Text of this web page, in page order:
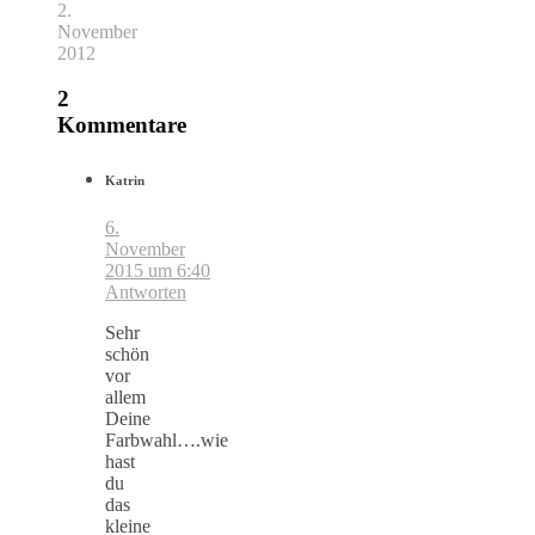
2.
November
2012
2
Kommentare
Katrin
6.
November
2015 um 6:40
Antworten
Sehr
schön
vor
allem
Deine
Farbwahl….wie
hast
du
das
kleine